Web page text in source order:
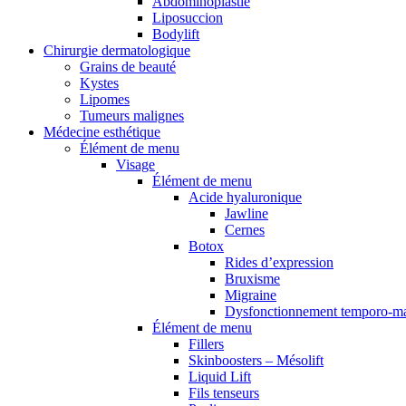
Liposuccion
Bodylift
Chirurgie dermatologique
Grains de beauté
Kystes
Lipomes
Tumeurs malignes
Médecine esthétique
Élément de menu
Visage
Élément de menu
Acide hyaluronique
Jawline
Cernes
Botox
Rides d’expression
Bruxisme
Migraine
Dysfonctionnement temporo-
Élément de menu
Fillers
Skinboosters – Mésolift
Liquid Lift
Fils tenseurs